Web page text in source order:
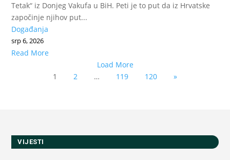
Tetak“ iz Donjeg Vakufa u BiH. Peti je to put da iz Hrvatske
započinje njihov put...
Događanja
srp 6, 2026
Read More
Load More
1
2 … 119 120 »
VIJESTI